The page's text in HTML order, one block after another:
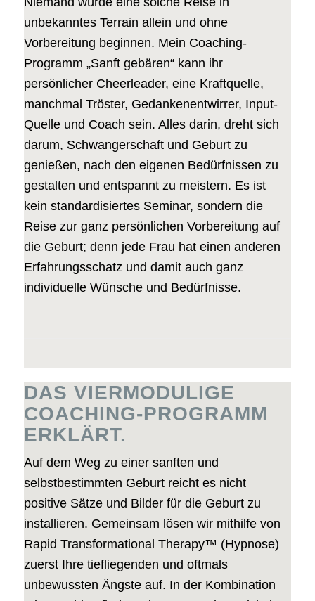
unbekanntes Terrain allein und ohne
Vorbereitung beginnen. Mein Coaching-
Programm „Sanft gebären“ kann ihr
persönlicher Cheerleader, eine Kraftquelle,
manchmal Tröster, Gedankenentwirrer, Input-
Quelle und Coach sein. Alles darin, dreht sich
darum, Schwangerschaft und Geburt zu
genießen, nach den eigenen Bedürfnissen zu
gestalten und entspannt zu meistern. Es ist
kein standardisiertes Seminar, sondern die
Reise zur ganz persönlichen Vorbereitung auf
die Geburt; denn jede Frau hat einen anderen
Erfahrungsschatz und damit auch ganz
individuelle Wünsche und Bedürfnisse.
DAS VIERMODULIGE
COACHING-PROGRAMM
ERKLÄRT.
Auf dem Weg zu einer sanften und
selbstbestimmten Geburt reicht es nicht
positive Sätze und Bilder für die Geburt zu
installieren. Gemeinsam lösen wir mithilfe von
Rapid Transformational Therapy™ (Hypnose)
zuerst Ihre tiefliegenden und oftmals
unbewussten Ängste auf. In der Kombination